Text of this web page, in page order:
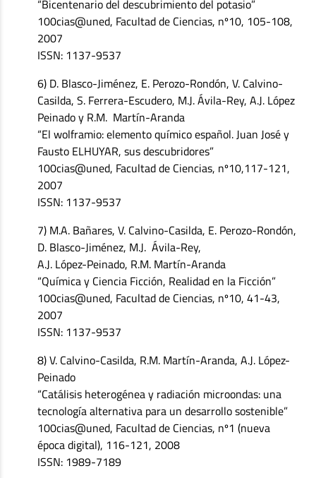
“Bicentenario del descubrimiento del potasio”
100cias@uned, Facultad de Ciencias, nº10, 105-108,
2007
ISSN: 1137-9537
6) D. Blasco-Jiménez, E. Perozo-Rondón, V. Calvino-
Casilda, S. Ferrera-Escudero, M.J. Ávila-Rey, A.J. López
Peinado y R.M. Martín-Aranda
“El wolframio: elemento químico español. Juan José y
Fausto ELHUYAR, sus descubridores”
100cias@uned, Facultad de Ciencias, nº10,117-121,
2007
ISSN: 1137-9537
7) M.A. Bañares, V. Calvino-Casilda, E. Perozo-Rondón,
D. Blasco-Jiménez, M.J. Ávila-Rey,
A.J. López-Peinado, R.M. Martín-Aranda
“Química y Ciencia Ficción, Realidad en la Ficción”
100cias@uned, Facultad de Ciencias, nº10, 41-43,
2007
ISSN: 1137-9537
8) V. Calvino-Casilda, R.M. Martín-Aranda, A.J. López-
Peinado
“Catálisis heterogénea y radiación microondas: una
tecnología alternativa para un desarrollo sostenible”
100cias@uned, Facultad de Ciencias, nº1 (nueva
época digital), 116-121, 2008
ISSN: 1989-7189